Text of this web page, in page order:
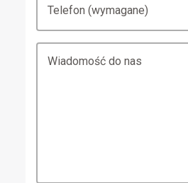
Telefon (wymagane)
Wiadomość do nas